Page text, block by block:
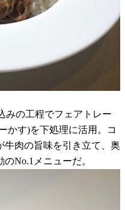
みの工程でフェアトレー
かす)を下処理に活用。コ
牛肉の旨味を引き立て、奥
No.1メニューだ。